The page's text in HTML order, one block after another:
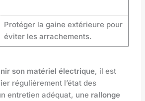
Protéger la gaine extérieure pour
éviter les arrachements.
son matériel électrique, il est
régulièrement l’état des
entretien adéquat, une rallonge